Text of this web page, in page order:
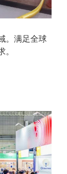
。满足全球